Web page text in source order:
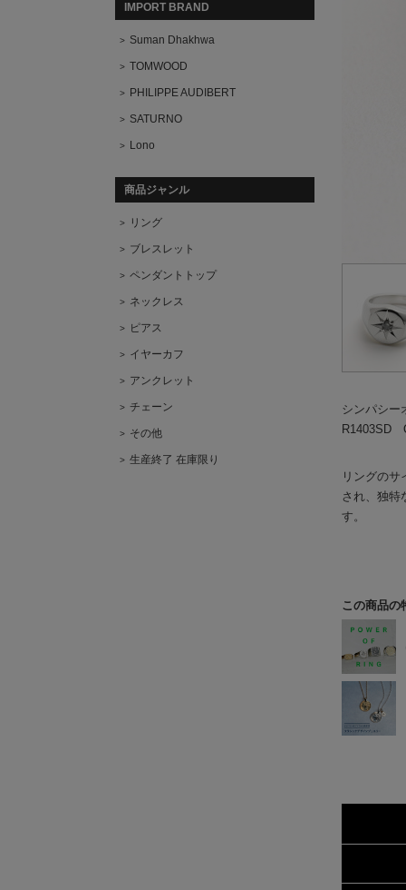
シンパシー
R1403SD
リングの
され、独特
す。
この商品の
IMPORT BRAND
Suman Dhakhwa
TOMWOOD
PHILIPPE AUDIBERT
SATURNO
Lono
商品ジャンル
リング
ブレスレット
ペンダントトップ
ネックレス
ピアス
イヤーカフ
アンクレット
チェーン
その他
生産終了 在庫限り